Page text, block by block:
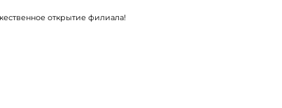
открытие филиала!